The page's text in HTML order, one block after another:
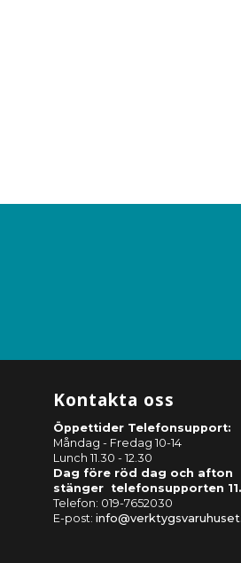
Kontakta oss
Öppettider Telefonsupport:
Måndag - Fredag 10-14
Lunch 11.30 - 12.30
Dag före röd dag och afton
stänger telefonsupporten
Telefon: 019-7652030
E-post: